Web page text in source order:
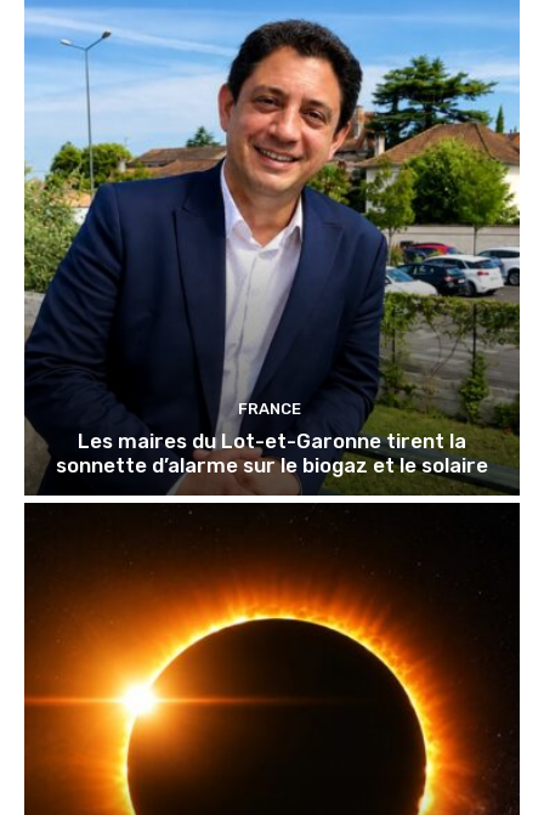
FRANCE
Les maires du Lot-et-Garonne tirent la
sonnette d’alarme sur le biogaz et le solaire